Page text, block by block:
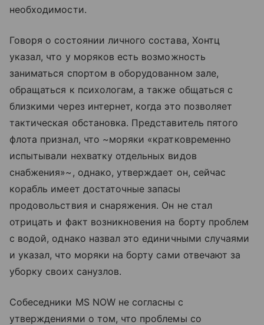
необходимости.
Говоря о состоянии личного состава, Хонтц
указал, что у моряков есть возможность
заниматься спортом в оборудованном зале,
обращаться к психологам, а также общаться с
близкими через интернет, когда это позволяет
тактическая обстановка. Представитель пятого
флота признал, что ~моряки «кратковременно
испытывали нехватку отдельных видов
снабжения»~, однако, утверждает он, сейчас
корабль имеет достаточные запасы
продовольствия и снаряжения. Он не стал
отрицать и факт возникновения на борту проблем
с водой, однако назвал это единичными случаями
и указал, что моряки на борту сами отвечают за
уборку своих санузлов.
Собеседники MS NOW не согласны с
утверждениями о том, что проблемы со